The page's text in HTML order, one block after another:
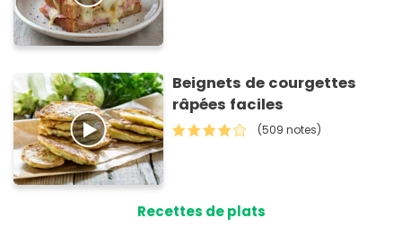
Beignets de courgettes
râpées faciles
(509 notes)
Recettes de plats